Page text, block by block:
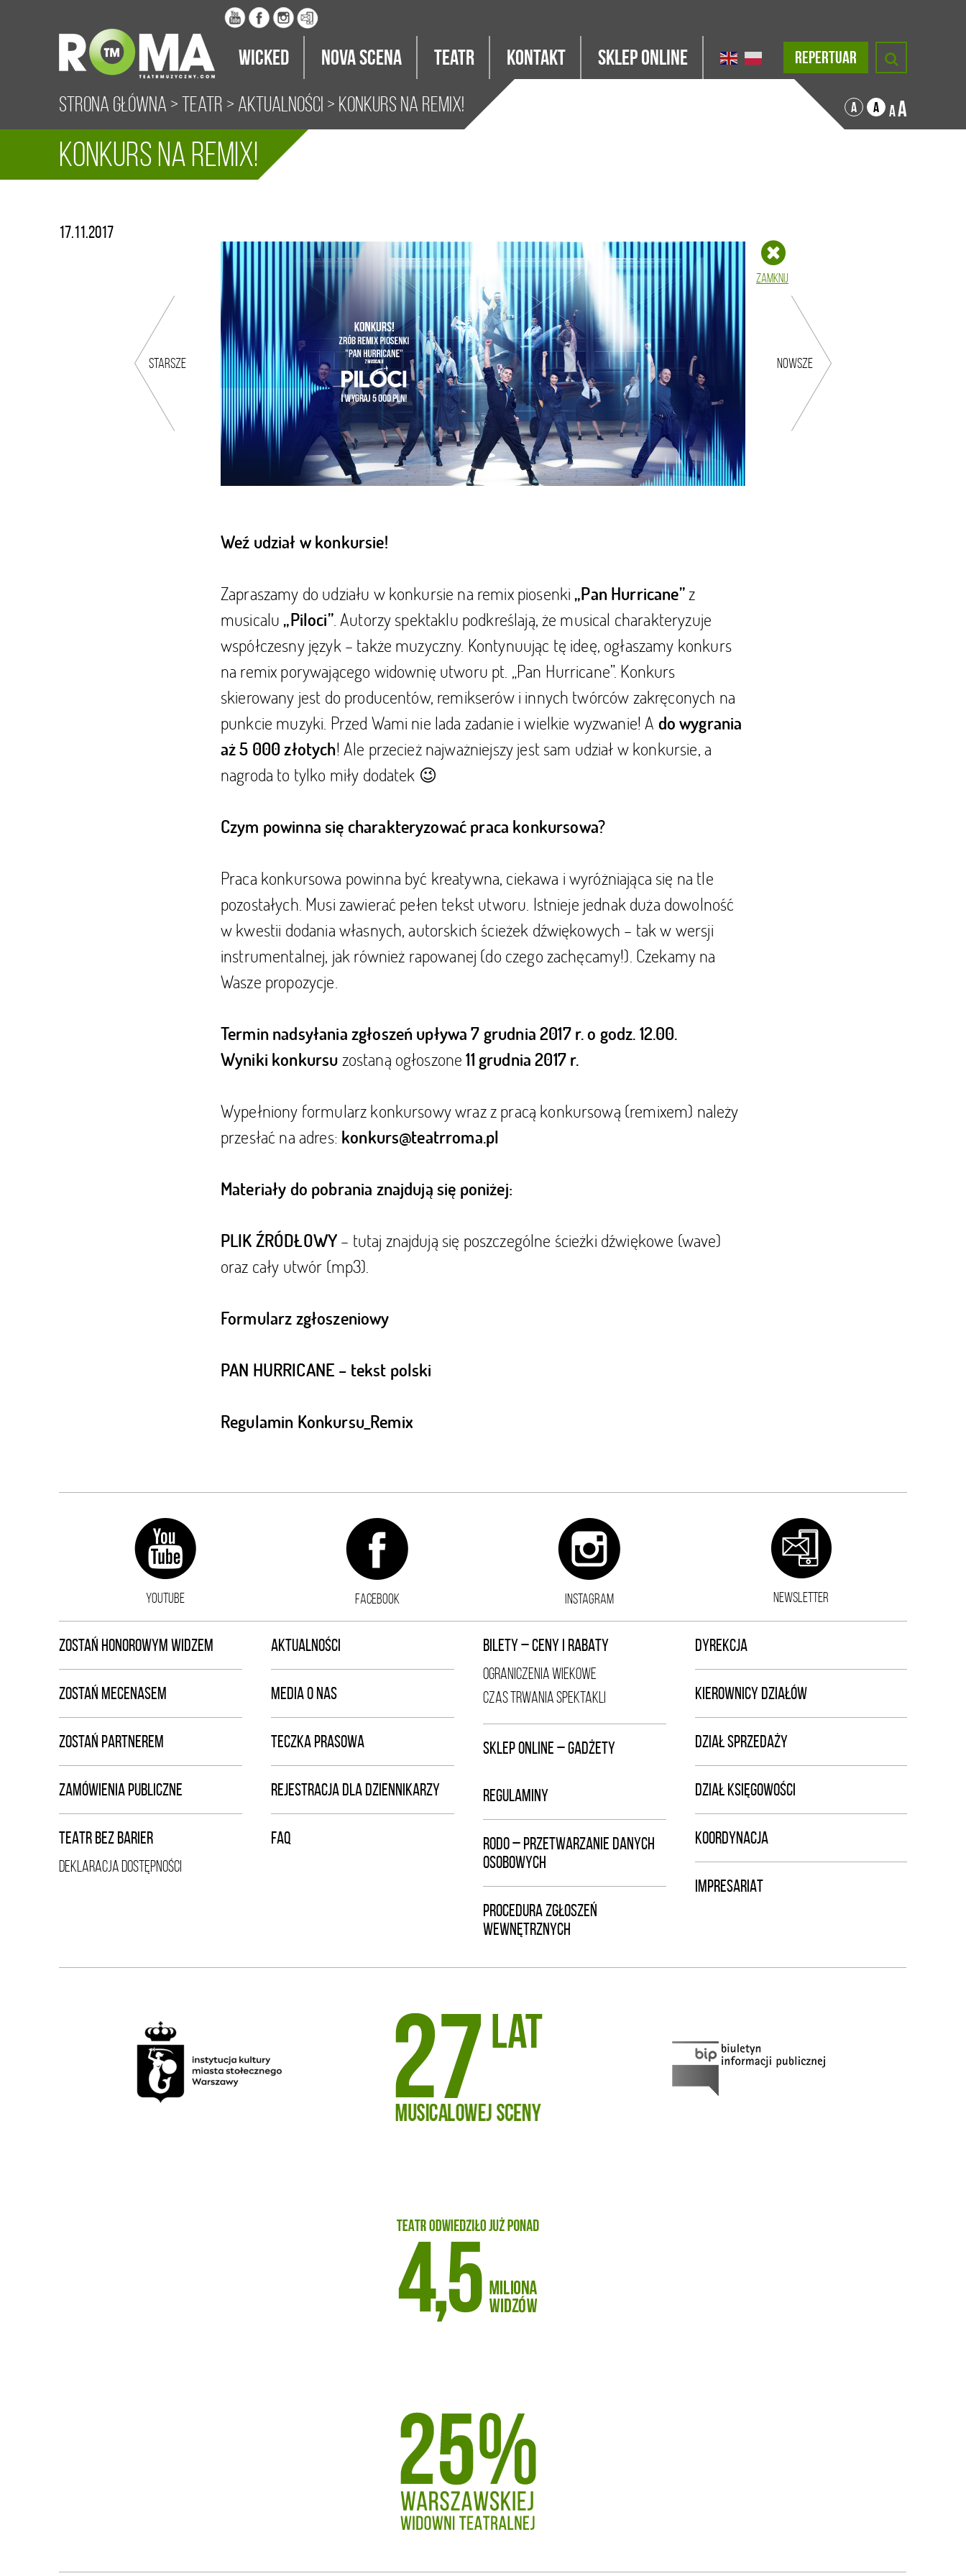
Wicked Nova Scena Teatr Kontakt Sklep Online REPERTUAR
Strona główna >Teatr > Aktualności > Konkurs na REMIX! A A AA
Konkurs na REMIX!
17.11.2017
Zamknij
nowsze
starsze
Weź udział w konkursie!
Zapraszamy do udziału w konkursie na remix piosenki„Pan Hurricane”z
musicalu„Piloci”. Autorzy spektaklu podkreślają, że musical charakteryzuje
współczesny język – także muzyczny. Kontynuując tę ideę, ogłaszamy konkurs
na remix porywającego widownię utworu pt. „Pan Hurricane”. Konkurs
skierowany jest do producentów, remikserów i innych twórców zakręconych na
punkcie muzyki. Przed Wami nie lada zadanie i wielkie wyzwanie! A do wygrania
aż 5 000 złotych! Ale przecież najważniejszy jest sam udział w konkursie, a
nagroda to tylko miły dodatek 😉
Czym powinna się charakteryzować praca konkursowa?
Praca konkursowa powinna być kreatywna, ciekawa i wyróżniająca się na tle
pozostałych. Musi zawierać pełen tekst utworu. Istnieje jednak duża dowolność
w kwestii dodania własnych, autorskich ścieżek dźwiękowych – tak w wersji
instrumentalnej, jak również rapowanej (do czego zachęcamy!). Czekamy na
Wasze propozycje.
Termin nadsyłania zgłoszeń upływa 7 grudnia 2017 r. o godz. 12.00.
Wyniki konkursu zostaną ogłoszone11 grudnia 2017 r.
Wypełniony formularz konkursowy wraz z pracą konkursową (remixem) należy
przesłać na adres: konkurs@teatrroma.pl
Materiały do pobrania znajdują się poniżej:
PLIK ŹRÓDŁOWY – tutaj znajdują się poszczególne ścieżki dźwiękowe (wave)
oraz cały utwór (mp3).
Formularz zgłoszeniowy
PAN HURRICANE – tekst polski
Regulamin Konkursu_Remix
YOUTUBE FACEBOOK INSTAGRAM NEWSLETTER
ZOSTAŃ HONOROWYM WIDZEM
ZOSTAŃ MECENASEM
ZOSTAŃ PARTNEREM
ZAMÓWIENIA PUBLICZNE
TEATR BEZ BARIER
DEKLARACJA DOSTĘPNOŚCI
AKTUALNOŚCI
MEDIA O NAS
TECZKA PRASOWA
REJESTRACJA DLA DZIENNIKARZY
FAQ
BILETY – CENY I RABATY
OGRANICZENIA WIEKOWE
CZAS TRWANIA SPEKTAKLI
SKLEP ONLINE – GADŻETY
REGULAMINY
RODO – PRZETWARZANIE DANYCH
OSOBOWYCH
PROCEDURA ZGŁOSZEŃ
WEWNĘTRZNYCH
DYREKCJA
KIEROWNICY DZIAŁÓW
DZIAŁ SPRZEDAŻY
DZIAŁ KSIĘGOWOŚCI
KOORDYNACJA
IMPRESARIAT